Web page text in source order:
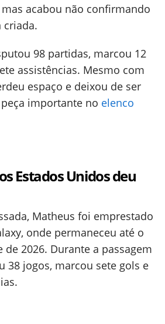
acabou não confirmando
criada.
98 partidas, marcou 12
assistências. Mesmo com
espaço e deixou de ser
importante no elenco
Estados Unidos deu
Matheus foi emprestado
onde permaneceu até o
2026. Durante a passagem
38 jogos, marcou sete gols e